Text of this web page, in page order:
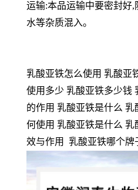
运输:本品运输中要密封好
水等杂质混入。
乳酸亚铁怎么使用 乳酸亚
使用多少 乳酸亚铁多少钱
的作用 乳酸亚铁是什么
何使用 乳酸亚铁是什么
效与作用 乳酸亚铁哪个牌